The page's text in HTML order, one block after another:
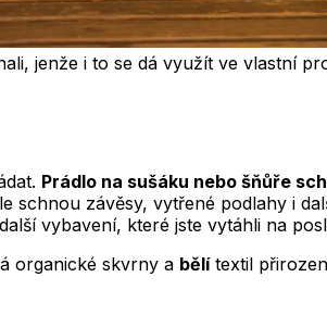
jenže i to se dá využít ve vlastní
Prádlo na sušáku nebo šňůře
schnou závěsy, vytřené podlahy i
vybavení, které jste vytáhli na
organické skvrny a bělítextil